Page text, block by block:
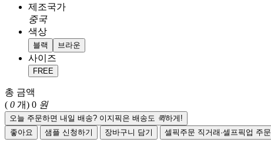
제조국가
중국
색상
블랙 브라운
사이즈
FREE
총 금액
( 0 개) 0 원
오늘 주문하면 내일 배송? 이지픽은 배송도 퀵하게!
좋아요
샘플 신청하기 장바구니 담기 셀픽주문 직거래·셀프픽업 주문